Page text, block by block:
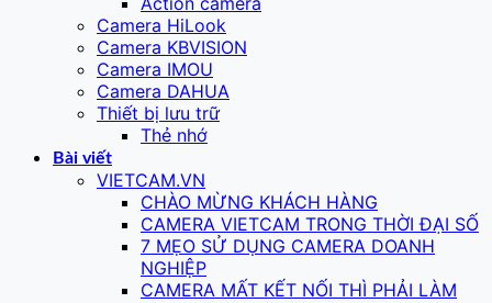
Camera HiLook
Camera KBVISION
Camera IMOU
Camera DAHUA
Thiết bị lưu trữ
Thẻ nhớ
Bài viết
VIETCAM.VN
CHÀO MỪNG KHÁCH HÀNG
CAMERA VIETCAM TRONG THỜI ĐẠI SỐ
7 MẸO SỬ DỤNG CAMERA DOANH
NGHIỆP
CAMERA MẤT KẾT NỐI THÌ PHẢI LÀM